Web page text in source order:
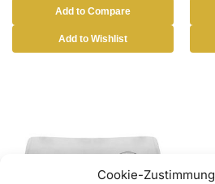
Cookie-Zustimmung
Add to Compare
Add to Wishlist